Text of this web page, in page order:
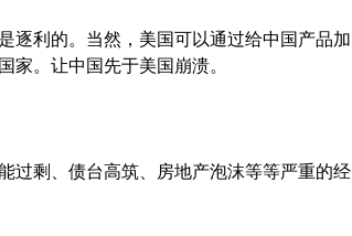
逐利的。当然，美国可以通过给中国产品加
。让中国先于美国崩溃。
过剩、债台高筑、房地产泡沫等等严重的经